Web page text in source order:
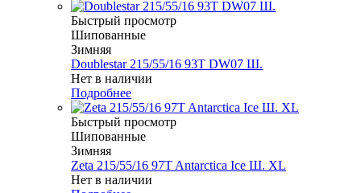
Быстрый просмотр
Шипованные
Зимняя
Doublestar 215/55/16 93T DW07 Ш.
Нет в наличии
Подробнее
Быстрый просмотр
Шипованные
Зимняя
Zeta 215/55/16 97T Antarctica Ice Ш. XL
Нет в наличии